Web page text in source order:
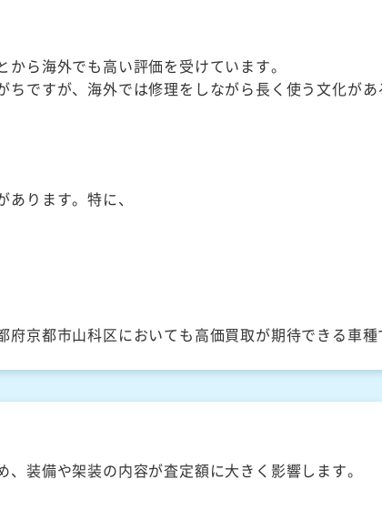
ら海外でも高い評価を受けています。
ですが、海外では修理をしながら長く使う文化があ
ります。特に、
京都市山科区においても高価買取が期待できる車種
装備や架装の内容が査定額に大きく影響します。